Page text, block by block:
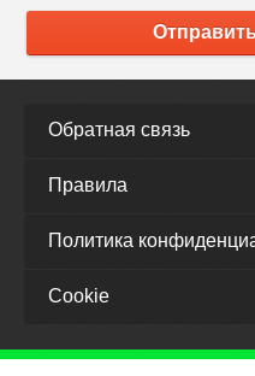
Обратная связь
Правила
Политика
Cookie